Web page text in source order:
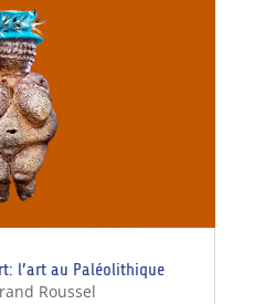
l’art au Paléolithique
Roussel